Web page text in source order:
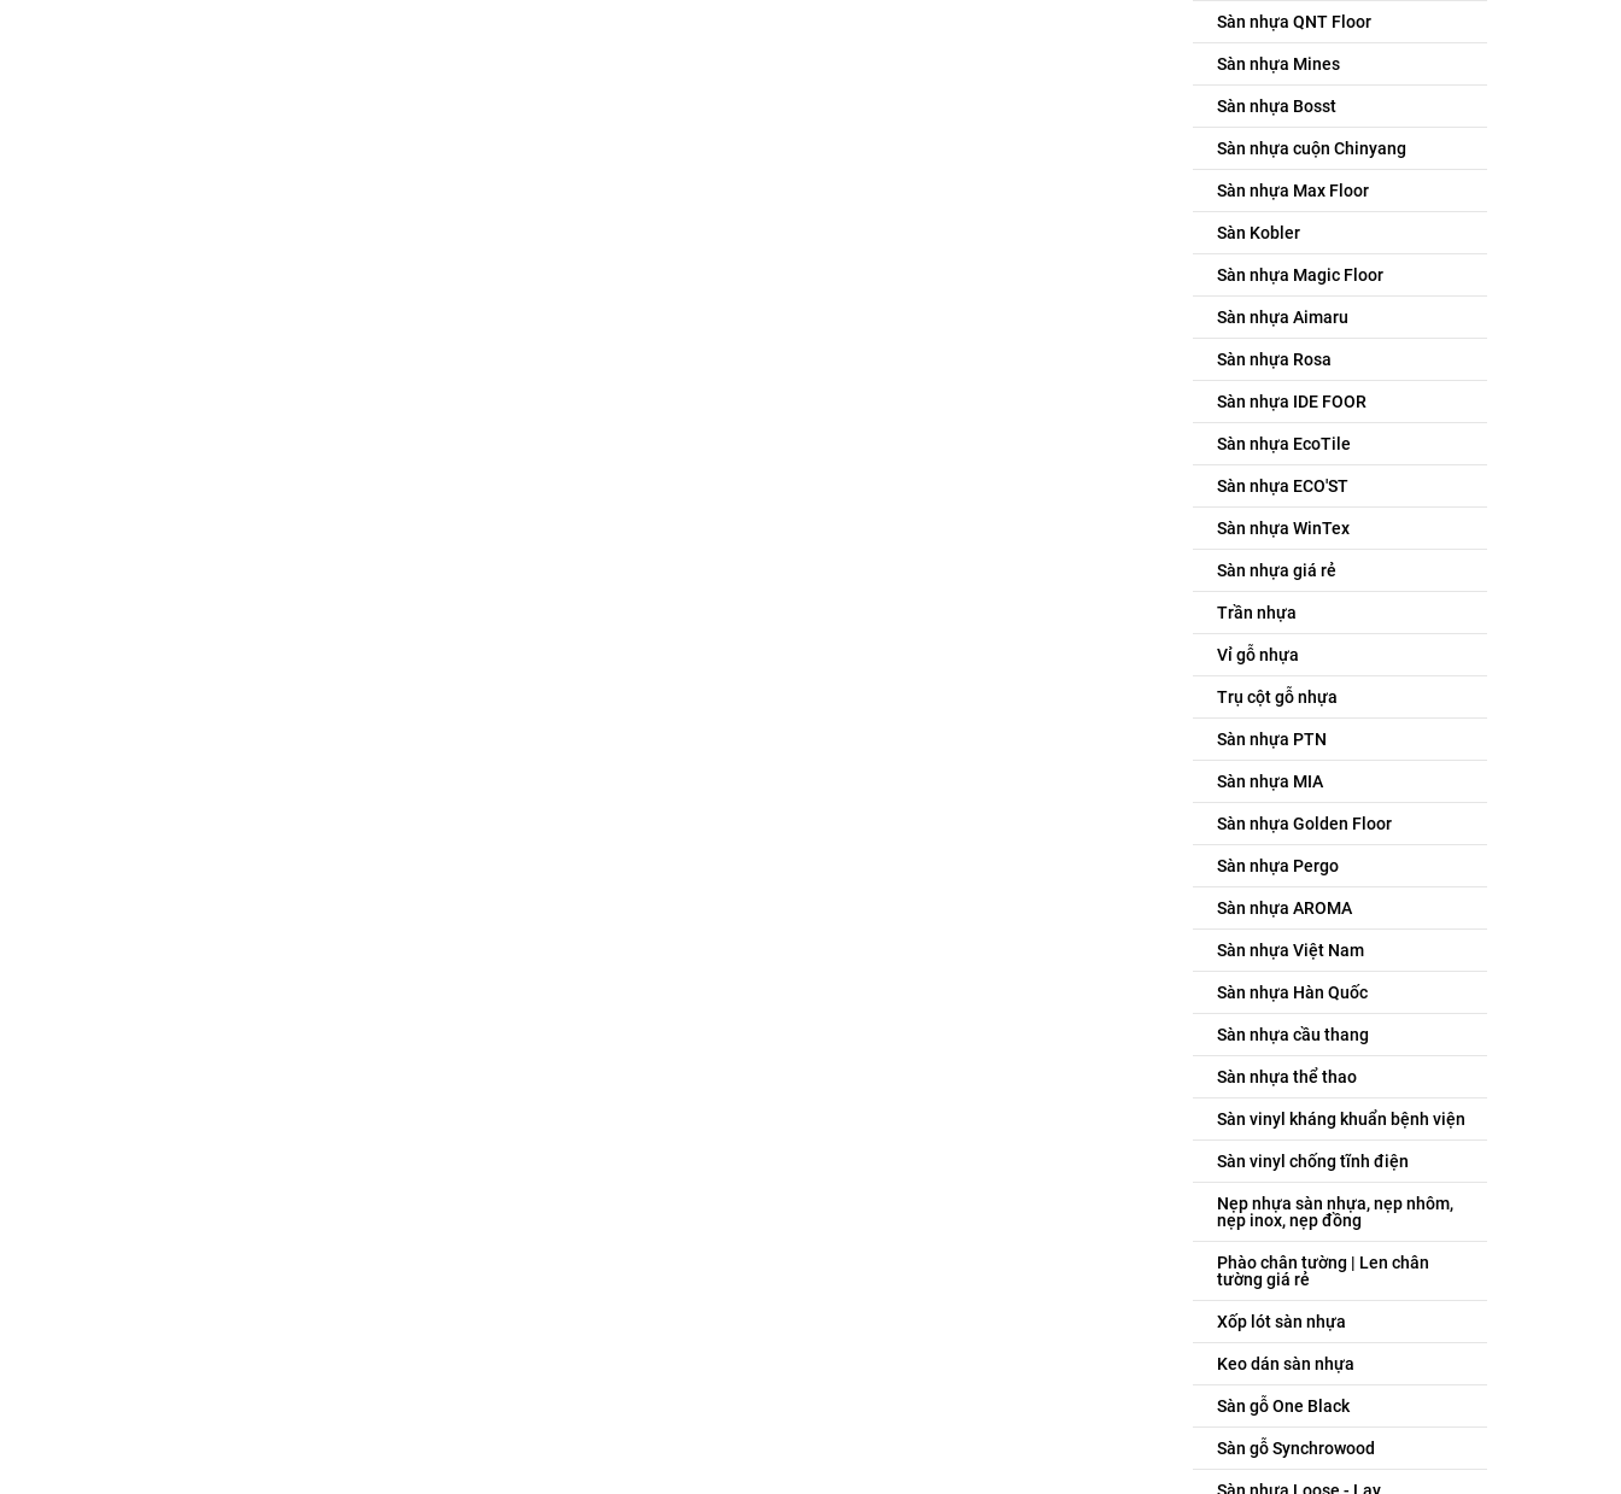
Sàn nhựa QNT Floor
Sàn nhựa Mines
Sàn nhựa Bosst
Sàn nhựa cuộn Chinyang
Sàn nhựa Max Floor
Sàn Kobler
Sàn nhựa Magic Floor
Sàn nhựa Aimaru
Sàn nhựa Rosa
Sàn nhựa IDE FOOR
Sàn nhựa EcoTile
Sàn nhựa ECO'ST
Sàn nhựa WinTex
Sàn nhựa giá rẻ
Trần nhựa
Vỉ gỗ nhựa
Trụ cột gỗ nhựa
Sàn nhựa PTN
Sàn nhựa MIA
Sàn nhựa Golden Floor
Sàn nhựa Pergo
Sàn nhựa AROMA
Sàn nhựa Việt Nam
Sàn nhựa Hàn Quốc
Sàn nhựa cầu thang
Sàn nhựa thể thao
Sàn vinyl kháng khuẩn bệnh viện
Sàn vinyl chống tĩnh điện
Nẹp nhựa sàn nhựa, nẹp nhôm,
nẹp inox, nẹp đồng
Phào chân tường | Len chân
tường giá rẻ
Xốp lót sàn nhựa
Keo dán sàn nhựa
Sàn gỗ One Black
Sàn gỗ Synchrowood